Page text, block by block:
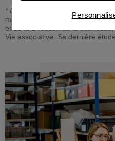
* La France associative en
menée par Recherches et
et de la Direction de la
Vie associative. Sa dernière
Connaître notre